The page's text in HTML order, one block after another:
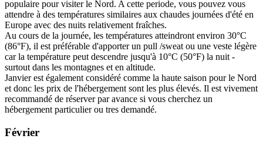
populaire pour visiter le Nord. A cette periode, vous pouvez vous
attendre à des températures similaires aux chaudes journées d'été en
Europe avec des nuits relativement fraîches.
Au cours de la journée, les températures atteindront environ 30°C
(86°F), il est préférable d'apporter un pull /sweat ou une veste légère
car la température peut descendre jusqu'à 10°C (50°F) la nuit -
surtout dans les montagnes et en altitude.
Janvier est également considéré comme la haute saison pour le Nord
et donc les prix de l'hébergement sont les plus élevés. Il est vivement
recommandé de réserver par avance si vous cherchez un
hébergement particulier ou tres demandé.
Février